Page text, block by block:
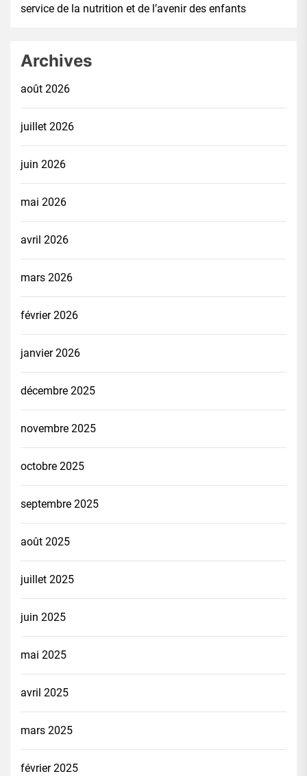
service de la nutrition et de l’avenir des enfants
Archives
août 2026
juillet 2026
juin 2026
mai 2026
avril 2026
mars 2026
février 2026
janvier 2026
décembre 2025
novembre 2025
octobre 2025
septembre 2025
août 2025
juillet 2025
juin 2025
mai 2025
avril 2025
mars 2025
février 2025